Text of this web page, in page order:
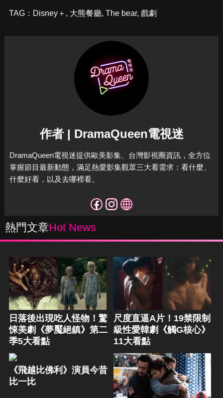
TAG： Disney＋ , 大熊餐廳, The bear, 戲劇
作者 | DramaQueen電視迷
DramaQueen電視迷提供歐美影集、台灣影視圈資訊，全方位
掌握節目最新動態，滿足熱愛影集觀眾三大看需求：看什麼、
什麼好看，以及去哪裡看。
熱門文章Hot News
日落後出現吃人怪物！驚
悚美劇《夢魘絕鎮》第二
季5大看點
尺度直逼A片！19禁限制
級性愛韓劇《觸G核心》
11大看點
《飛越比佛利》演員今昔
比一比